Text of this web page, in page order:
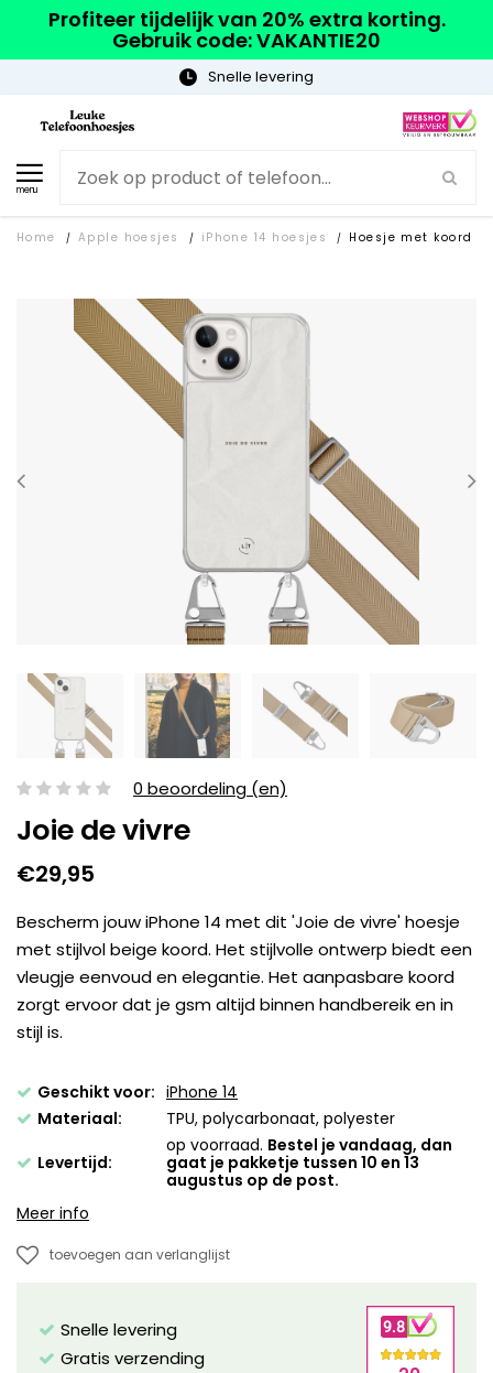
Profiteer tijdelijk van 20% extra korting.
Gebruik code: VAKANTIE20
Gratis verzending
menu
Home / Apple hoesjes / iPhone 14 hoesjes / Hoesje met koord
0 beoordeling (en)
Joie de vivre
€29,95
Bescherm jouw iPhone 14 met dit 'Joie de vivre' hoesje
met stijlvol beige koord. Het stijlvolle ontwerp biedt een
vleugje eenvoud en elegantie. Het aanpasbare koord
zorgt ervoor dat je gsm altijd binnen handbereik en in
stijl is.
Geschikt voor: iPhone 14
Materiaal:
TPU, polycarbonaat, polyester
Levertijd:
op voorraad. Bestel je vandaag, dan
gaat je pakketje tussen 10 en 13
augustus op de post.
Meer info
toevoegen aan verlanglijst
Snelle levering
Gratis verzending